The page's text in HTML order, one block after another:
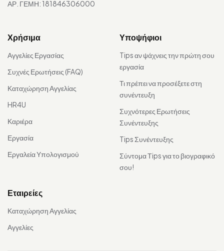
ΑΡ. ΓΕΜΗ: 181846306000
Χρήσιμα
Αγγελίες Εργασίας
Συχνές Ερωτήσεις (FAQ)
Καταχώρηση Αγγελίας
HR4U
Καριέρα
Εργασία
Εργαλεία Υπολογισμού
Υποψήφιοι
Tips αν ψάχνεις την πρώτη σου
εργασία
Τι πρέπει να προσέξετε στη
συνέντευξη
Συχνότερες Ερωτήσεις
Συνέντευξης
Tips Συνέντευξης
Σύντομα Τips για το βιογραφικό
σου!
Εταιρείες
Καταχώρηση Αγγελίας
Αγγελίες